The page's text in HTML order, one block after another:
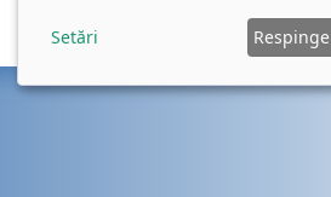
Setări Respinge